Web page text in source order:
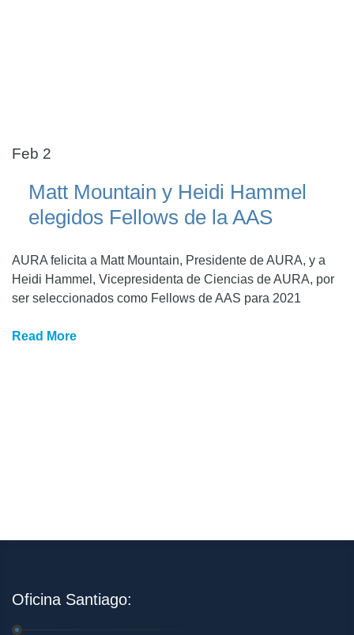
Feb 2
Matt Mountain y Heidi Hammel
elegidos Fellows de la AAS
AURA felicita a Matt Mountain, Presidente de AURA, y a
Heidi Hammel, Vicepresidenta de Ciencias de AURA, por
ser seleccionados como Fellows de AAS para 2021
Read More
Oficina Santiago: